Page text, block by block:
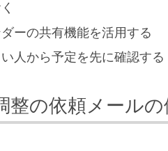
ーの共有機能を活用する
人から予定を先に確認する
整の依頼メールの